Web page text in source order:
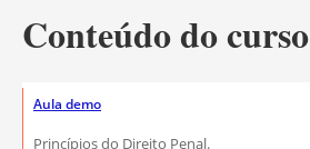
Conteúdo do curso
Aula demo
Princípios do Direito Penal.